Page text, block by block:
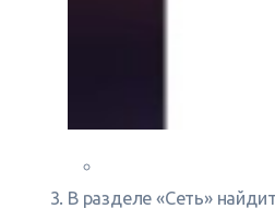
В разделе «Сеть»